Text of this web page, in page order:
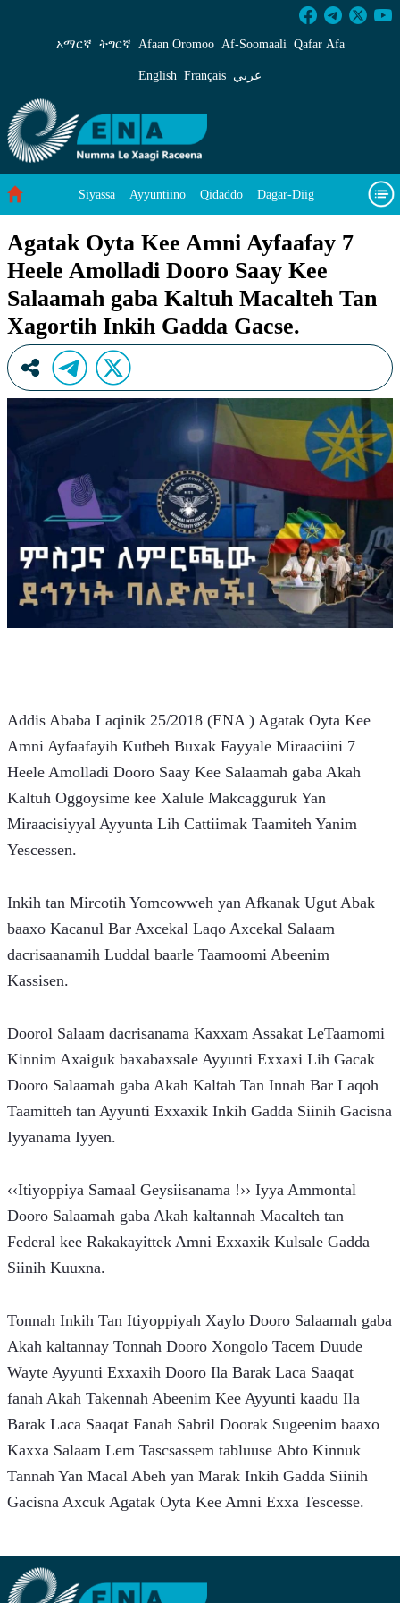
Agatak Oyta Kee Amni Ayfaafay 7 Heele
አማርኛ ትግርኛ Afaan Oromoo Af‑Soomaali Qafar Afa
English Français عربي
Siyassa Ayyuntiino Qidaddo Dagar-Diig
Baad Caddoh Xaagu Cibtaati Viixiyo Ni Caagiida
Agatak Oyta Kee Amni Ayfaafay 7
Heele Amolladi Dooro Saay Kee
Salaamah gaba Kaltuh Macalteh Tan
Xagortih Inkih Gadda Gacse.
Addis Ababa Laqinik 25/2018 (ENA ) Agatak Oyta Kee
Amni Ayfaafayih Kutbeh Buxak Fayyale Miraaciini 7
Heele Amolladi Dooro Saay Kee Salaamah gaba Akah
Kaltuh Oggoysime kee Xalule Makcagguruk Yan
Miraacisiyyal Ayyunta Lih Cattiimak Taamiteh Yanim
Yescessen.
Inkih tan Mircotih Yomcowweh yan Afkanak Ugut Abak
baaxo Kacanul Bar Axcekal Laqo Axcekal Salaam
dacrisaanamih Luddal baarle Taamoomi Abeenim
Kassisen.
Doorol Salaam dacrisanama Kaxxam Assakat LeTaamomi
Kinnim Axaiguk baxabaxsale Ayyunti Exxaxi Lih Gacak
Dooro Salaamah gaba Akah Kaltah Tan Innah Bar Laqoh
Taamitteh tan Ayyunti Exxaxik Inkih Gadda Siinih Gacisna
Iyyanama Iyyen.
‹‹Itiyoppiya Samaal Geysiisanama !›› Iyya Ammontal
Dooro Salaamah gaba Akah kaltannah Macalteh tan
Federal kee Rakakayittek Amni Exxaxik Kulsale Gadda
Siinih Kuuxna.
Tonnah Inkih Tan Itiyoppiyah Xaylo Dooro Salaamah gaba
Akah kaltannay Tonnah Dooro Xongolo Tacem Duude
Wayte Ayyunti Exxaxih Dooro Ila Barak Laca Saaqat
fanah Akah Takennah Abeenim Kee Ayyunti kaadu Ila
Barak Laca Saaqat Fanah Sabril Doorak Sugeenim baaxo
Kaxxa Salaam Lem Tascsassem tabluuse Abto Kinnuk
Tannah Yan Macal Abeh yan Marak Inkih Gadda Siinih
Gacisna Axcuk Agatak Oyta Kee Amni Exxa Tescesse.